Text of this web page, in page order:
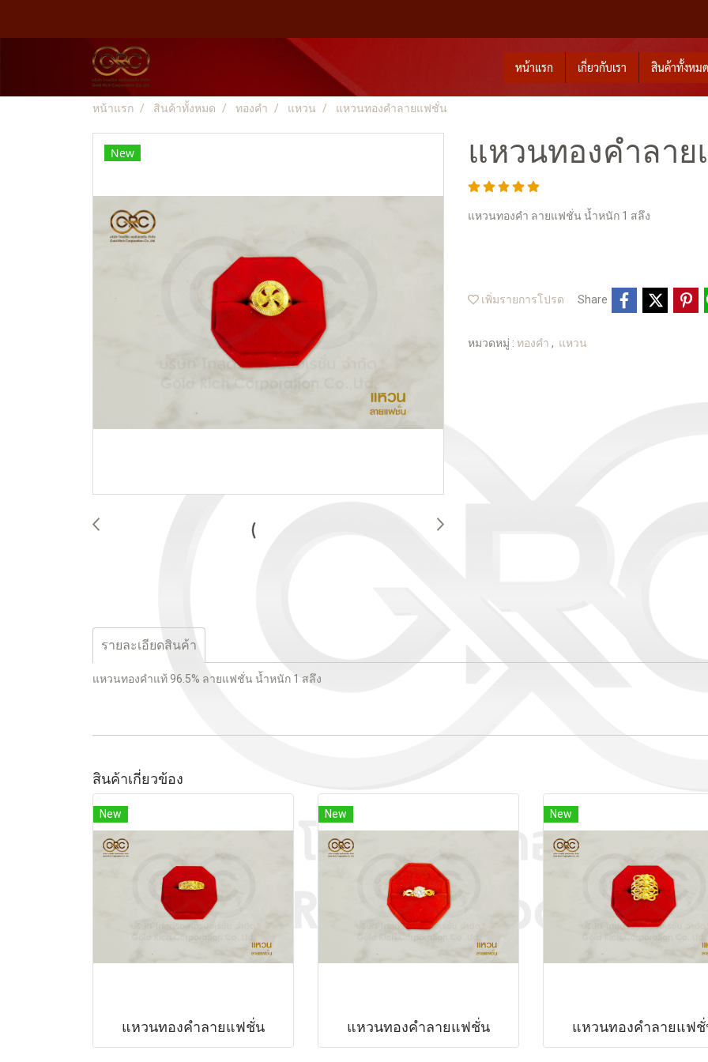
หน้าแรก เกี่ยวกับเรา สินค้าทั้งหม
หน้าแรก สินค้าทั้งหมด ทองคำ แหวน แหวนทองคำลายแฟชั่น
New แหวนทองคำลา
แหวนทองคำ ลายแฟชั่น น้ำหนัก 1 สลึง
เพิ่มรายการโปรด Share
หมวดหมู่ : ทองคำ , แหวน
รายละเอียดสินค้า
แหวนทองคำแท้ 96.5% ลายแฟชั่น น้ำหนัก 1 สลึง
สินค้าเกี่ยวข้อง
New
แหวนทองคำลายแฟชั่น
New
แหวนทองคำลายแฟชั่น
New
แหวนทองคำลายแฟ